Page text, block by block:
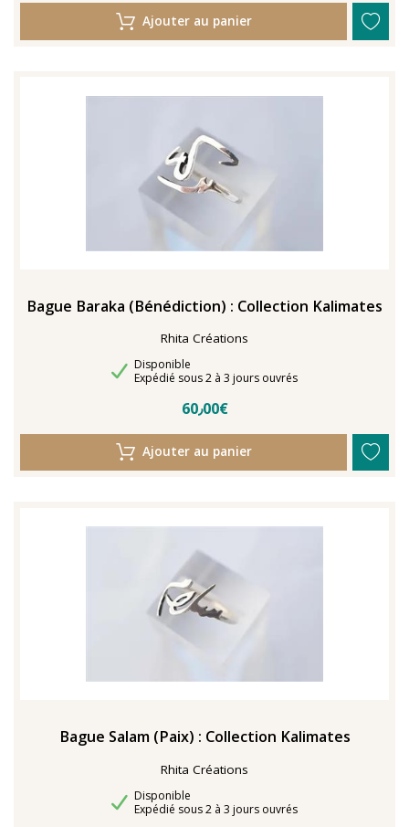
Ajouter au panier
Bague Baraka (Bénédiction) : Collection Kalimates
Rhita Créations
Disponibilité
Disponible
Délais de livraison
Expédié sous 2 à 3 jours ouvrés
60٫00€
Ajouter au panier
Bague Salam (Paix) : Collection Kalimates
Rhita Créations
Disponibilité
Disponible
Délais de livraison
Expédié sous 2 à 3 jours ouvrés